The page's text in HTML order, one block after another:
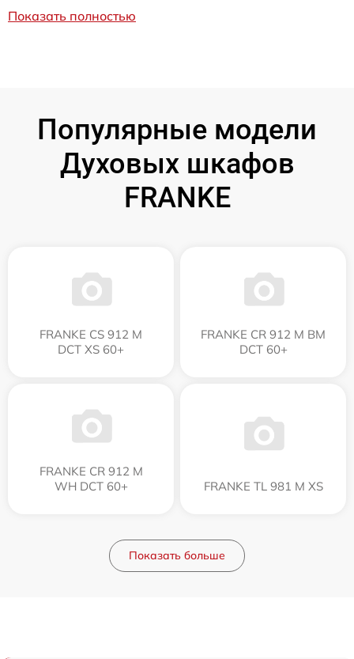
Показать полностью
Популярные модели
Духовых шкафов
FRANKE
FRANKE CS 912 M
DCT XS 60+
FRANKE CR 912 M BM
DCT 60+
FRANKE CR 912 M
WH DCT 60+
FRANKE TL 981 M XS
Показать больше